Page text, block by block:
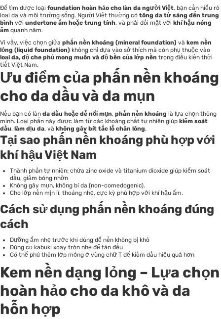
Để tìm được loại foundation hoàn hảo cho làn da người Việt, bạn cần hiểu rõ
loại da và môi trường sống. Người Việt thường có tông da từ sáng đến trung
bình với undertone ấm hoặc trung tính, và phải đối mặt với khí hậu nóng
ẩm quanh năm.
Vì vậy, việc chọn giữa phấn nền khoáng (mineral foundation) và kem nền
lỏng (liquid foundation) không chỉ dựa vào sở thích mà còn phụ thuộc vào
loại da, độ che phủ mong muốn và độ bền của lớp nền trong điều kiện thời
tiết Việt Nam.
Ưu điểm của phấn nền khoáng
cho da dầu và da mụn
Nếu bạn có làn da dầu hoặc dễ nổi mụn, phấn nền khoáng là lựa chọn thông
minh. Loại phấn này được làm từ các khoáng chất tự nhiên giúp kiểm soát
dầu, làm dịu da, và không gây bít tắc lỗ chân lông.
Tại sao phấn nền khoáng phù hợp với
khí hậu Việt Nam
Thành phần tự nhiên: chứa zinc oxide và titanium dioxide giúp kiểm soát
dầu, giảm bóng nhờn
Không gây mụn, không bí da (non-comedogenic).
Cho lớp nền mịn lì, thoáng nhẹ, cực kỳ phù hợp với khí hậu ẩm.
Cách sử dụng phấn nền khoáng đúng
cách
Dưỡng ẩm nhẹ trước khi dùng để nền không bị khô
Dùng cọ kabuki xoay tròn nhẹ để tán đều
Có thể phủ thêm lớp mỏng ở vùng chữ T để kiềm dầu hiệu quả hơn
Kem nền dạng lỏng – Lựa chọn
hoàn hảo cho da khô và da
hỗn hợp